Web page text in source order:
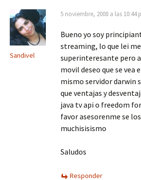
Sandivel
5 noviembre, 2008 a las 10:44
Bueno yo soy
streaming, lo que lei
superinteresante pero
movil deseo que se vea
mismo servidor darwin
que ventajas y
java tv api o freedom
favor asesorenme se
muchisisismo
Saludos
Responder